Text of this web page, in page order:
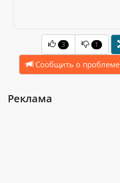
3 1
Сообщить о проблеме
Реклама